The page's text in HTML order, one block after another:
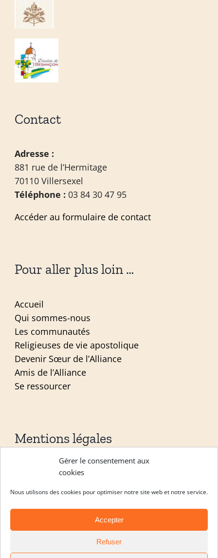
Gérer le consentement aux
cookies
Nous utilisons des cookies pour optimiser notre site web et notre service.
Accepter
Refuser
Contact
Adresse :
881 rue de l’Hermitage
70110 Villersexel
Téléphone : 03 84 30 47 95
Accéder au formulaire de contact
Pour aller plus loin …
Accueil
Qui sommes-nous
Les communautés
Religieuses de vie apostolique
Devenir Sœur de l’Alliance
Amis de l’Alliance
Se ressourcer
Mentions légales
Mentions légales
Copyright Les sœurs de l’alliance 2026 |
Engagement|Formation continue|Noviciat|